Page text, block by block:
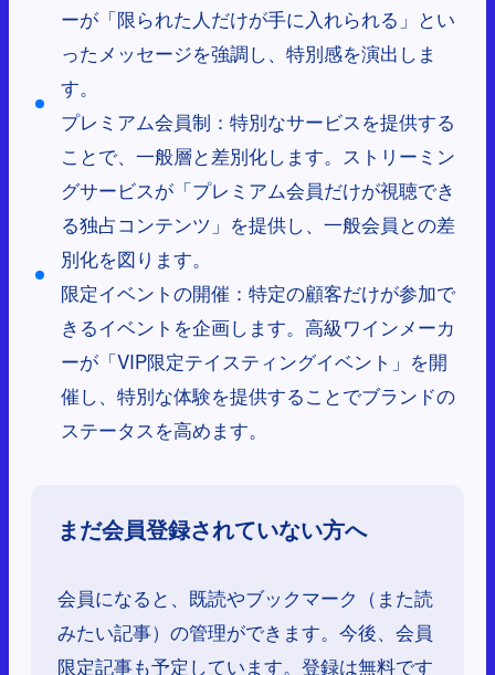
ーが「限られた人だけが手に入れられる」とい
ったメッセージを強調し、特別感を演出しま
す。
プレミアム会員制：特別なサービスを提供する
ことで、一般層と差別化します。ストリーミン
グサービスが「プレミアム会員だけが視聴でき
る独占コンテンツ」を提供し、一般会員との差
別化を図ります。
限定イベントの開催：特定の顧客だけが参加で
きるイベントを企画します。高級ワインメーカ
ーが「VIP限定テイスティングイベント」を開
催し、特別な体験を提供することでブランドの
ステータスを高めます。
まだ会員登録されていない方へ
会員になると、既読やブックマーク（また読
みたい記事）の管理ができます。今後、会員
限定記事も予定しています。登録は無料です